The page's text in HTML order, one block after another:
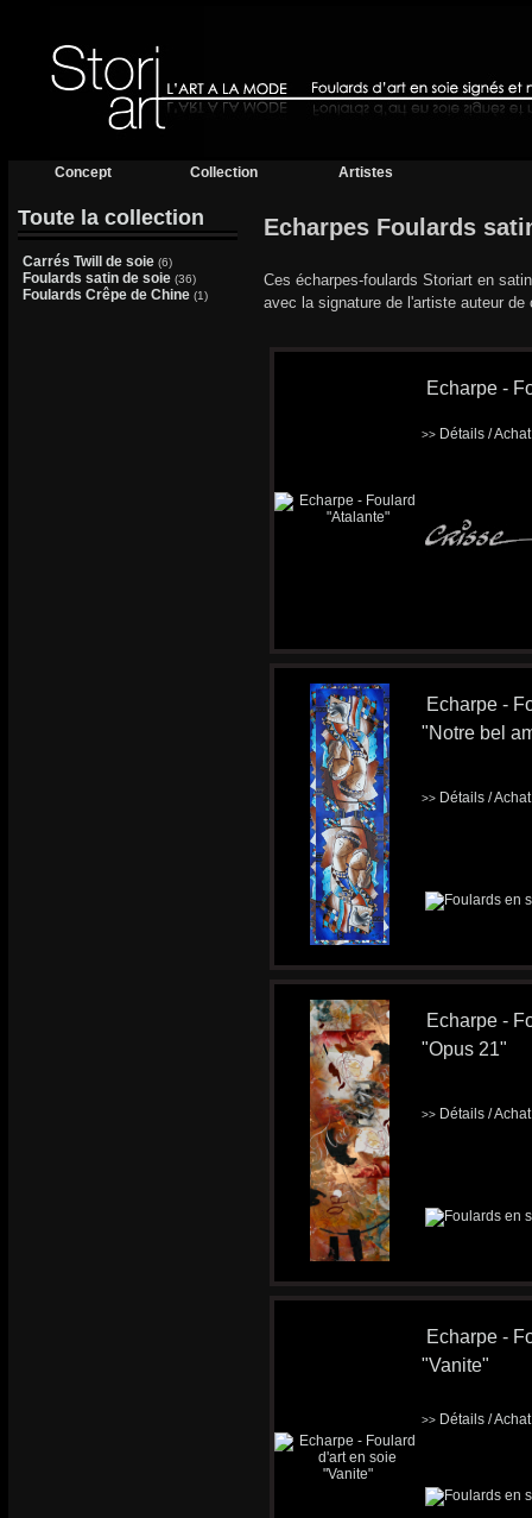
Concept Collection Artistes
Toute la collection
Carrés Twill de soie (6)
Foulards satin de soie (36)
Foulards Crêpe de Chine (1)
Echarpes Foulards
Ces écharpes-foulards Storiart en
avec la signature de l'artiste auteur
Echarpe -
>> Détails /
Echarpe -
"Notre bel
>> Détails /
Echarpe -
"Opus 21"
>> Détails /
Echarpe -
"Vanite"
>> Détails /